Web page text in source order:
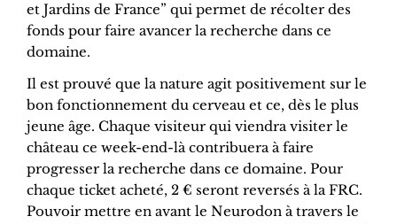
et Jardins de France” qui permet de récolter des
fonds pour faire avancer la recherche dans ce
domaine.
Il est prouvé que la nature agit positivement sur le
bon fonctionnement du cerveau et ce, dès le plus
jeune âge. Chaque visiteur qui viendra visiter le
château ce week-end-là contribuera à faire
progresser la recherche dans ce domaine. Pour
chaque ticket acheté, 2 € seront reversés à la FRC.
Pouvoir mettre en avant le Neurodon à travers le